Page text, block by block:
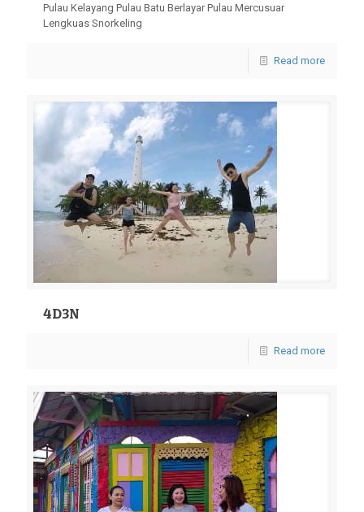
Pulau Kelayang Pulau Batu Berlayar Pulau Mercusuar
Lengkuas Snorkeling
Read more
4D3N
Read more